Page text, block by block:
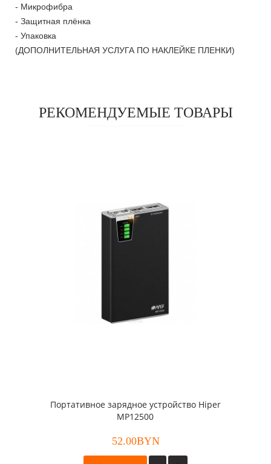
- Микрофибра
- Защитная плёнка
- Упаковка
(ДОПОЛНИТЕЛЬНАЯ УСЛУГА ПО НАКЛЕЙКЕ ПЛЕНКИ)
РЕКОМЕНДУЕМЫЕ ТОВАРЫ
Портативное зарядное устройство Hiper
MP12500
52.00BYN